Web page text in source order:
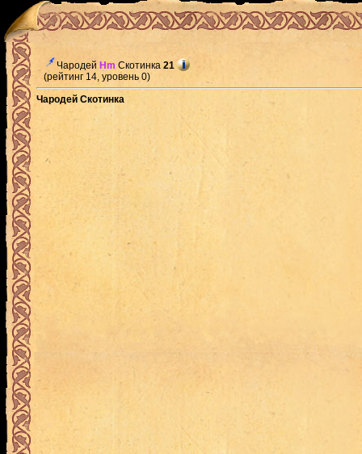
Чародей Hm Скотинка 21
(рейтинг 14, уровень 0)
Чародей Скотинка